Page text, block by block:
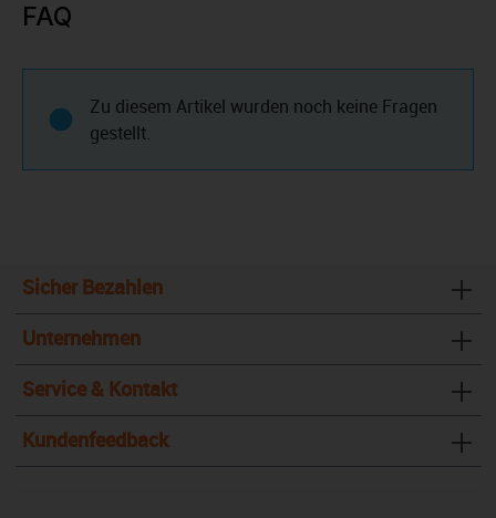
FAQ
Zu diesem Artikel wurden noch keine Fragen
gestellt.
Sicher Bezahlen
Unternehmen
Service & Kontakt
Kundenfeedback